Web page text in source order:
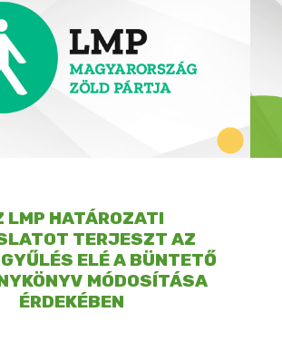
LMP HATÁROZATI
TERJESZT AZ
ELÉ A BÜNTETŐ
MÓDOSÍTÁSA
ÉRDEKÉBEN